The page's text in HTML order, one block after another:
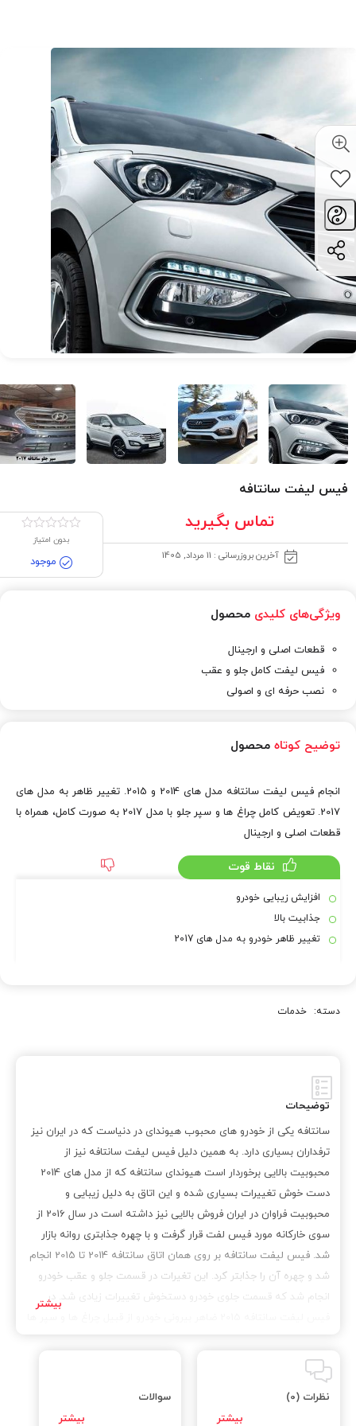
فیس لیفت سانتافه
تماس بگیرید
آخرین بروزرسانی : 11 مرداد, 1405
بدون امتیاز
موجود
ویژگی‌های کلیدی محصول
قطعات اصلی و ارجینال
فیس لیفت کامل جلو و عقب
نصب حرفه ای و اصولی
توضیح کوتاه محصول
انجام فیس لیفت سانتافه مدل های 2014 و 2015. تغییر ظاهر به مدل های
2017. تعویض کامل چراغ ها و سپر جلو با مدل 2017 به صورت کامل، همراه با
قطعات اصلی و ارجینال
نقاط قوت
افزایش زیبایی خودرو
جذابیت بالا
تغییر ظاهر خودرو به مدل های 2017
دسته: خدمات
توضیحات
سانتافه یکی از خودرو های محبوب هیوندای در دنیاست که در ایران نیز
ترفداران بسیاری دارد. به همین دلیل فیس لیفت سانتافه نیز از
محبوبیت بالایی برخوردار است هیوندای سانتافه که از مدل های 2014
دست خوش تغییرات بسیاری شده و این اتاق به دلیل زیبایی و
محبوبیت فراوان در ایران فروش بالایی نیز داشته است در سال 2016 از
سوی خارکانه مورد فیس لفت قرار گرفت و با چهره جذابتری روانه بازار
شد. فیس لیفت سانتافه بر روی همان اتاق سانتافه 2014 تا 2015 انجام
شد و چهره آن را جذابتر کرد. این تغیرات در قسمت جلو و عقب خودرو
انجام شد که قسمت جلوی خودرو دستخوش تغییرات زیادی شد. در
فیس لیفت سانتافه به 2017 در مجموعه ما با قطعات اصلی و ارجینال
نظرات (0) سوالات